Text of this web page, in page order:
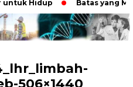
Hidup Batas yang